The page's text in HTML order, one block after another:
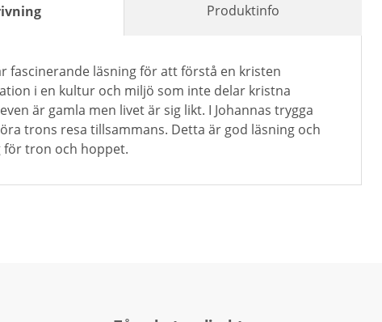
fascinerande läsning för att förstå en kristen
i en kultur och miljö som inte delar kristna
är gamla men livet är sig likt. I Johannas trygga
trons resa tillsammans. Detta är god läsning och
för tron och hoppet.
Produktinfo